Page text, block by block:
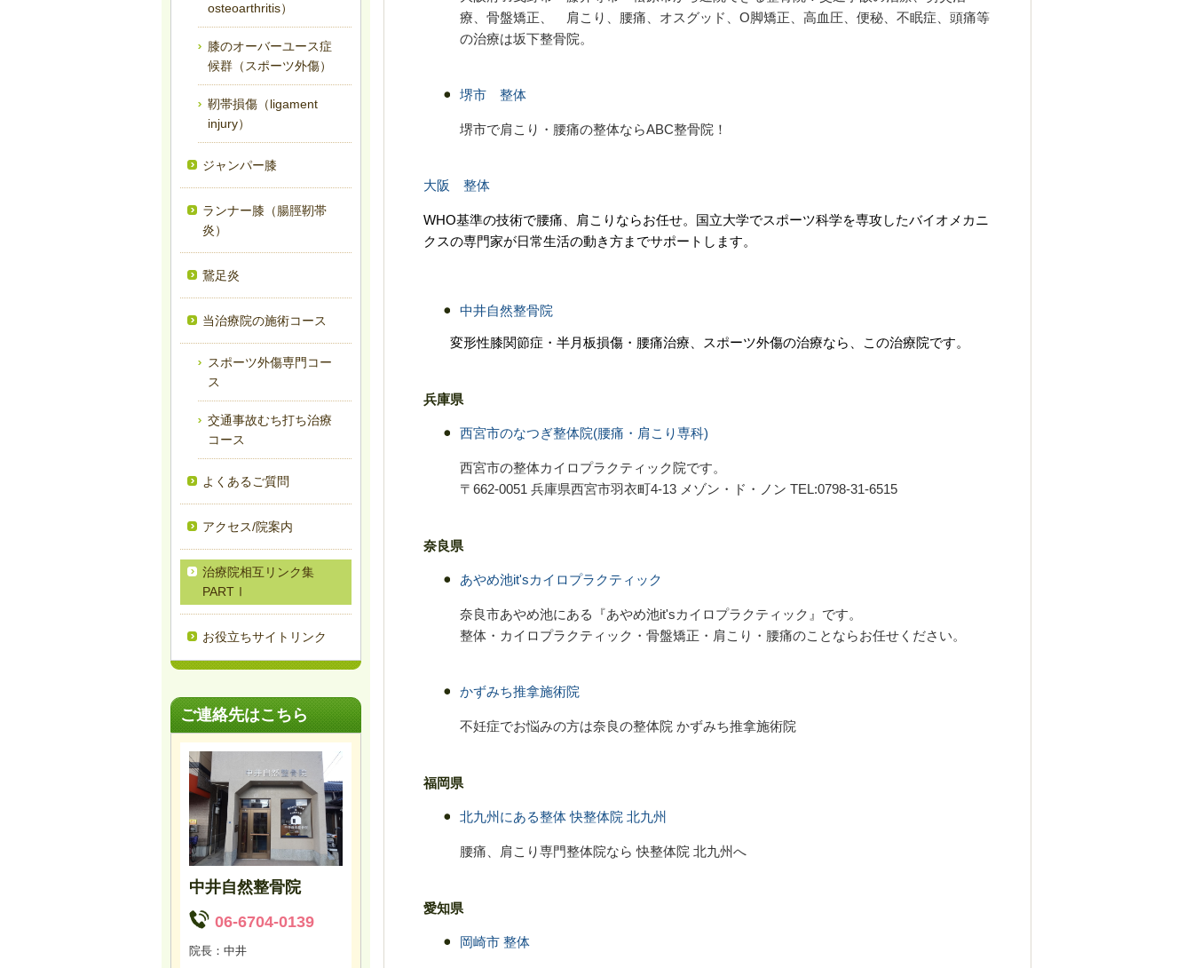
療、骨盤矯正、 肩こり、腰痛、オスグッド、O脚矯正、高血圧、便秘、不眠症、頭痛等
の治療は坂下整骨院。
堺市 整体
堺市で肩こり・腰痛の整体ならABC整骨院！
大阪 整体
WHO基準の技術で腰痛、肩こりならお任せ。国立大学でスポーツ科学を専攻したバイオメカニ
クスの専門家が日常生活の動き方までサポートします。
中井自然整骨院
変形性膝関節症・半月板損傷・腰痛治療、スポーツ外傷の治療なら、この治療院です。
兵庫県
西宮市のなつぎ整体院(腰痛・肩こり専科)
西宮市の整体カイロプラクティック院です。
〒662-0051 兵庫県西宮市羽衣町4-13 メゾン・ド・ノン TEL:0798-31-6515
奈良県
あやめ池it'sカイロプラクティック
奈良市あやめ池にある『あやめ池it'sカイロプラクティック』です。
整体・カイロプラクティック・骨盤矯正・肩こり・腰痛のことならお任せください。
かずみち推拿施術院
不妊症でお悩みの方は奈良の整体院 かずみち推拿施術院
福岡県
北九州にある整体 快整体院 北九州
腰痛、肩こり専門整体院なら 快整体院 北九州へ
愛知県
岡崎市 整体
osteoarthritis）
膝のオーバーユース症
候群（スポーツ外傷）
靭帯損傷（ligament
injury）
ジャンパー膝
ランナー膝（腸脛靭帯
炎）
鵞足炎
当治療院の施術コース
スポーツ外傷専門コー
ス
交通事故むち打ち治療
コース
よくあるご質問
アクセス/院案内
治療院相互リンク集
PARTⅠ
お役立ちサイトリンク
ご連絡先はこちら
中井自然整骨院
06-6704-0139
院長：中井